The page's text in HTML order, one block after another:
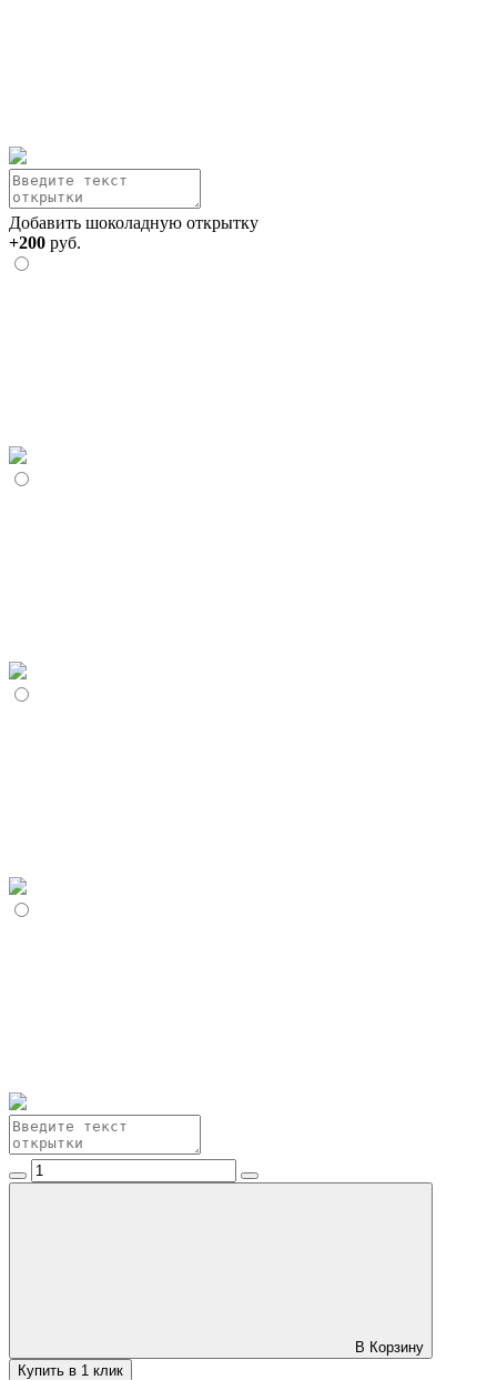
Добавить шоколадную открытку
+200 руб.
В Корзину
Купить в 1 клик